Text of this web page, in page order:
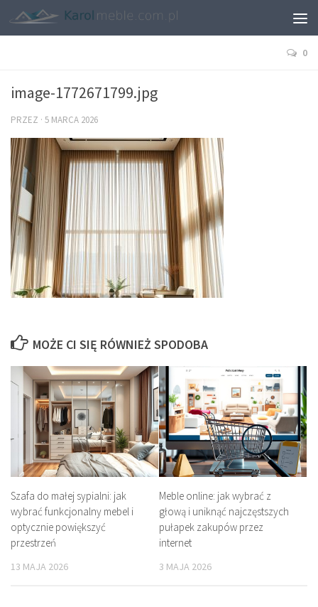
0
image-1772671799.jpg
PRZEZ · 5 MARCA 2026
MOŻE CI SIĘ RÓWNIEŻ SPODOBA
Szafa do małej sypialni: jak
wybrać funkcjonalny mebel i
optycznie powiększyć
przestrzeń
13 MAJA 2026
Meble online: jak wybrać z
głową i uniknąć najczęstszych
pułapek zakupów przez
internet
3 MAJA 2026